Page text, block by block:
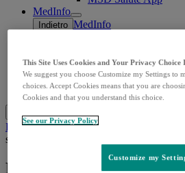
MedInfo
Open
submenu
Indietro MedInfo
Domande e segnalazioni
Valutazione stabilità
Contatti
Home
Approfondimenti
stress, dolore e malattie cardiovascolari
Elevata comorbidità tra
This Site Uses Cookies and Your Privacy
We suggest you choose Customize my Settings to
choices. Accept Cookies means that you are
Cookies and that you understand this choice.
See our Privacy Policy
Customize my